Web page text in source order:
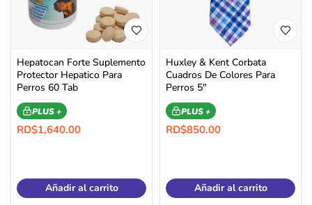
Hepatocan Forte Suplemento
Protector Hepatico Para
Perros 60 Tab
PLUS +
RD$1,640.00
Añadir al carrito
Huxley & Kent Corbata
Cuadros De Colores Para
Perros 5″
PLUS +
RD$850.00
Añadir al carrito